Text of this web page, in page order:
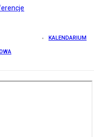
KALENDARIUM